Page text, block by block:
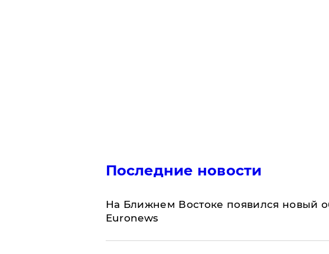
Последние новости
На Ближнем Востоке появился новый
Euronews